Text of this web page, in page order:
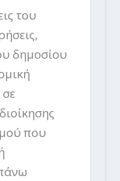
του
δημοσίου
που